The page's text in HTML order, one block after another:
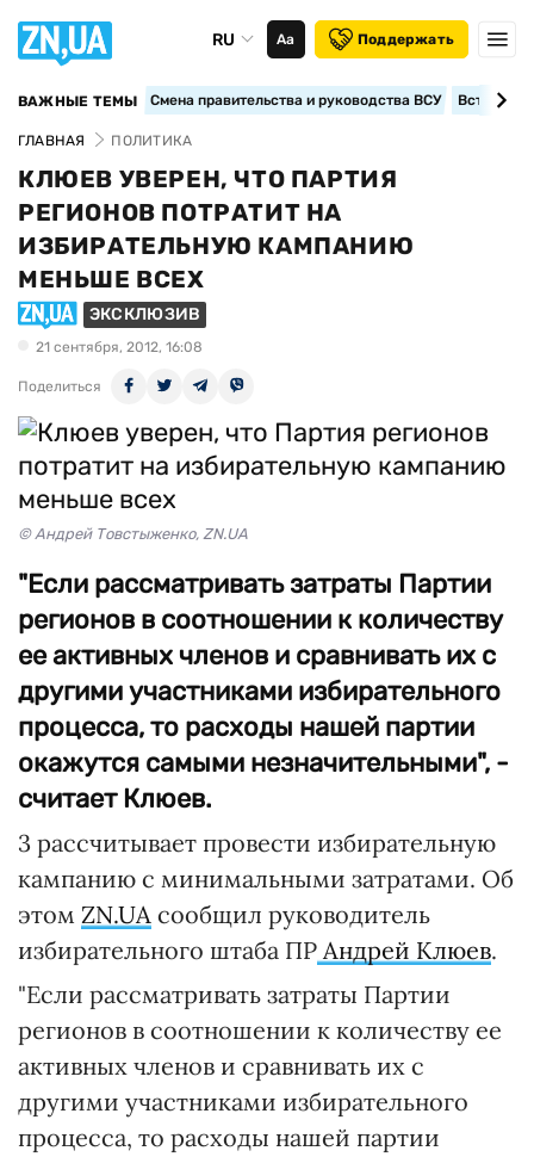
RU Аа Поддержать
ВАЖНЫЕ ТЕМЫ Смена правительства и руководства ВСУ
ГЛАВНАЯ ПОЛИТИКА
КЛЮЕВ УВЕРЕН, ЧТО ПАРТИЯ
РЕГИОНОВ ПОТРАТИТ НА
ИЗБИРАТЕЛЬНУЮ КАМПАНИЮ
МЕНЬШЕ ВСЕХ
ЭКСКЛЮЗИВ
21 сентября, 2012, 16:08
Поделиться
© Андрей Товстыженко, ZN.UA
"Если рассматривать затраты Партии
регионов в соотношении к количеству
ее активных членов и сравнивать их с
другими участниками избирательного
процесса, то расходы нашей партии
окажутся самыми незначительными", -
считает Клюев.
3 рассчитывает провести избирательную
кампанию с минимальными затратами. Об
этом ZN.UA сообщил руководитель
избирательного штаба ПР Андрей Клюев.
"Если рассматривать затраты Партии
регионов в соотношении к количеству ее
активных членов и сравнивать их с
другими участниками избирательного
процесса, то расходы нашей партии